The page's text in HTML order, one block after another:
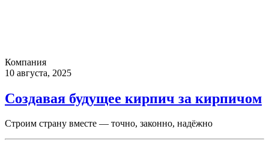
Компания
10 августа, 2025
Создавая будущее кирпич за кирпичом
Строим страну вместе — точно, законно, надёжно